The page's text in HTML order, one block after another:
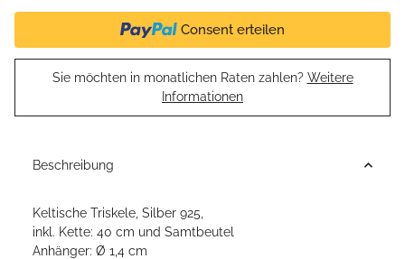
Consent erteilen
Sie möchten in monatlichen Raten zahlen? Weitere
Informationen
Beschreibung
Keltische Triskele, Silber 925,
inkl. Kette: 40 cm und Samtbeutel
Anhänger: Ø 1,4 cm